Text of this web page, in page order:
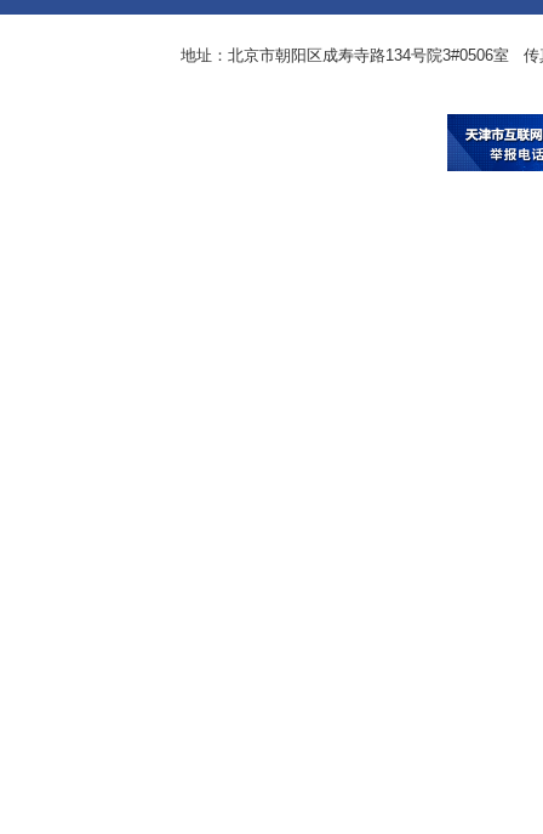
地址：北京市朝阳区成寿寺路134号院3#0506室